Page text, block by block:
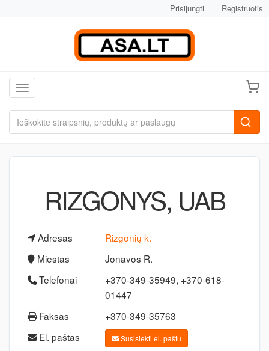
Prisijungti Registruotis
Toggle navigation
RIZGONYS, UAB
Adresas
Rizgonių k.
Miestas
Jonavos R.
Telefonai
+370-349-35949, +370-618-
01447
Faksas
+370-349-35763
El. paštas
Susisiekti el. paštu